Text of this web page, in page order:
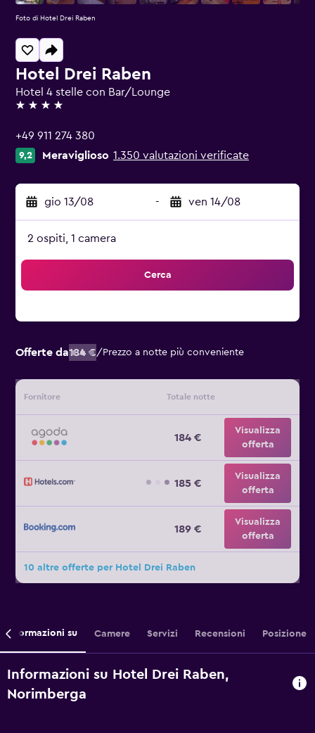
Hotel Drei Raben
Hotel 4 stelle con Bar/Lounge
4 stelle
+49 911 274 380
9,2 Meraviglioso 1.350 valutazioni verificate
gio 13/08 - ven 14/08
2 ospiti, 1 camera
Cerca
Offerte da184 €/ Prezzo a notte più conveniente
Fornitore Totale notte
184 €
Visualizza
offerta
185 €
Visualizza
offerta
189 €
Visualizza
offerta
10 altre offerte per Hotel Drei Raben
Foto di Hotel Drei Raben
Informazioni su Camere Servizi Recensioni Posizione
Informazioni su Hotel Drei Raben,
Norimberga